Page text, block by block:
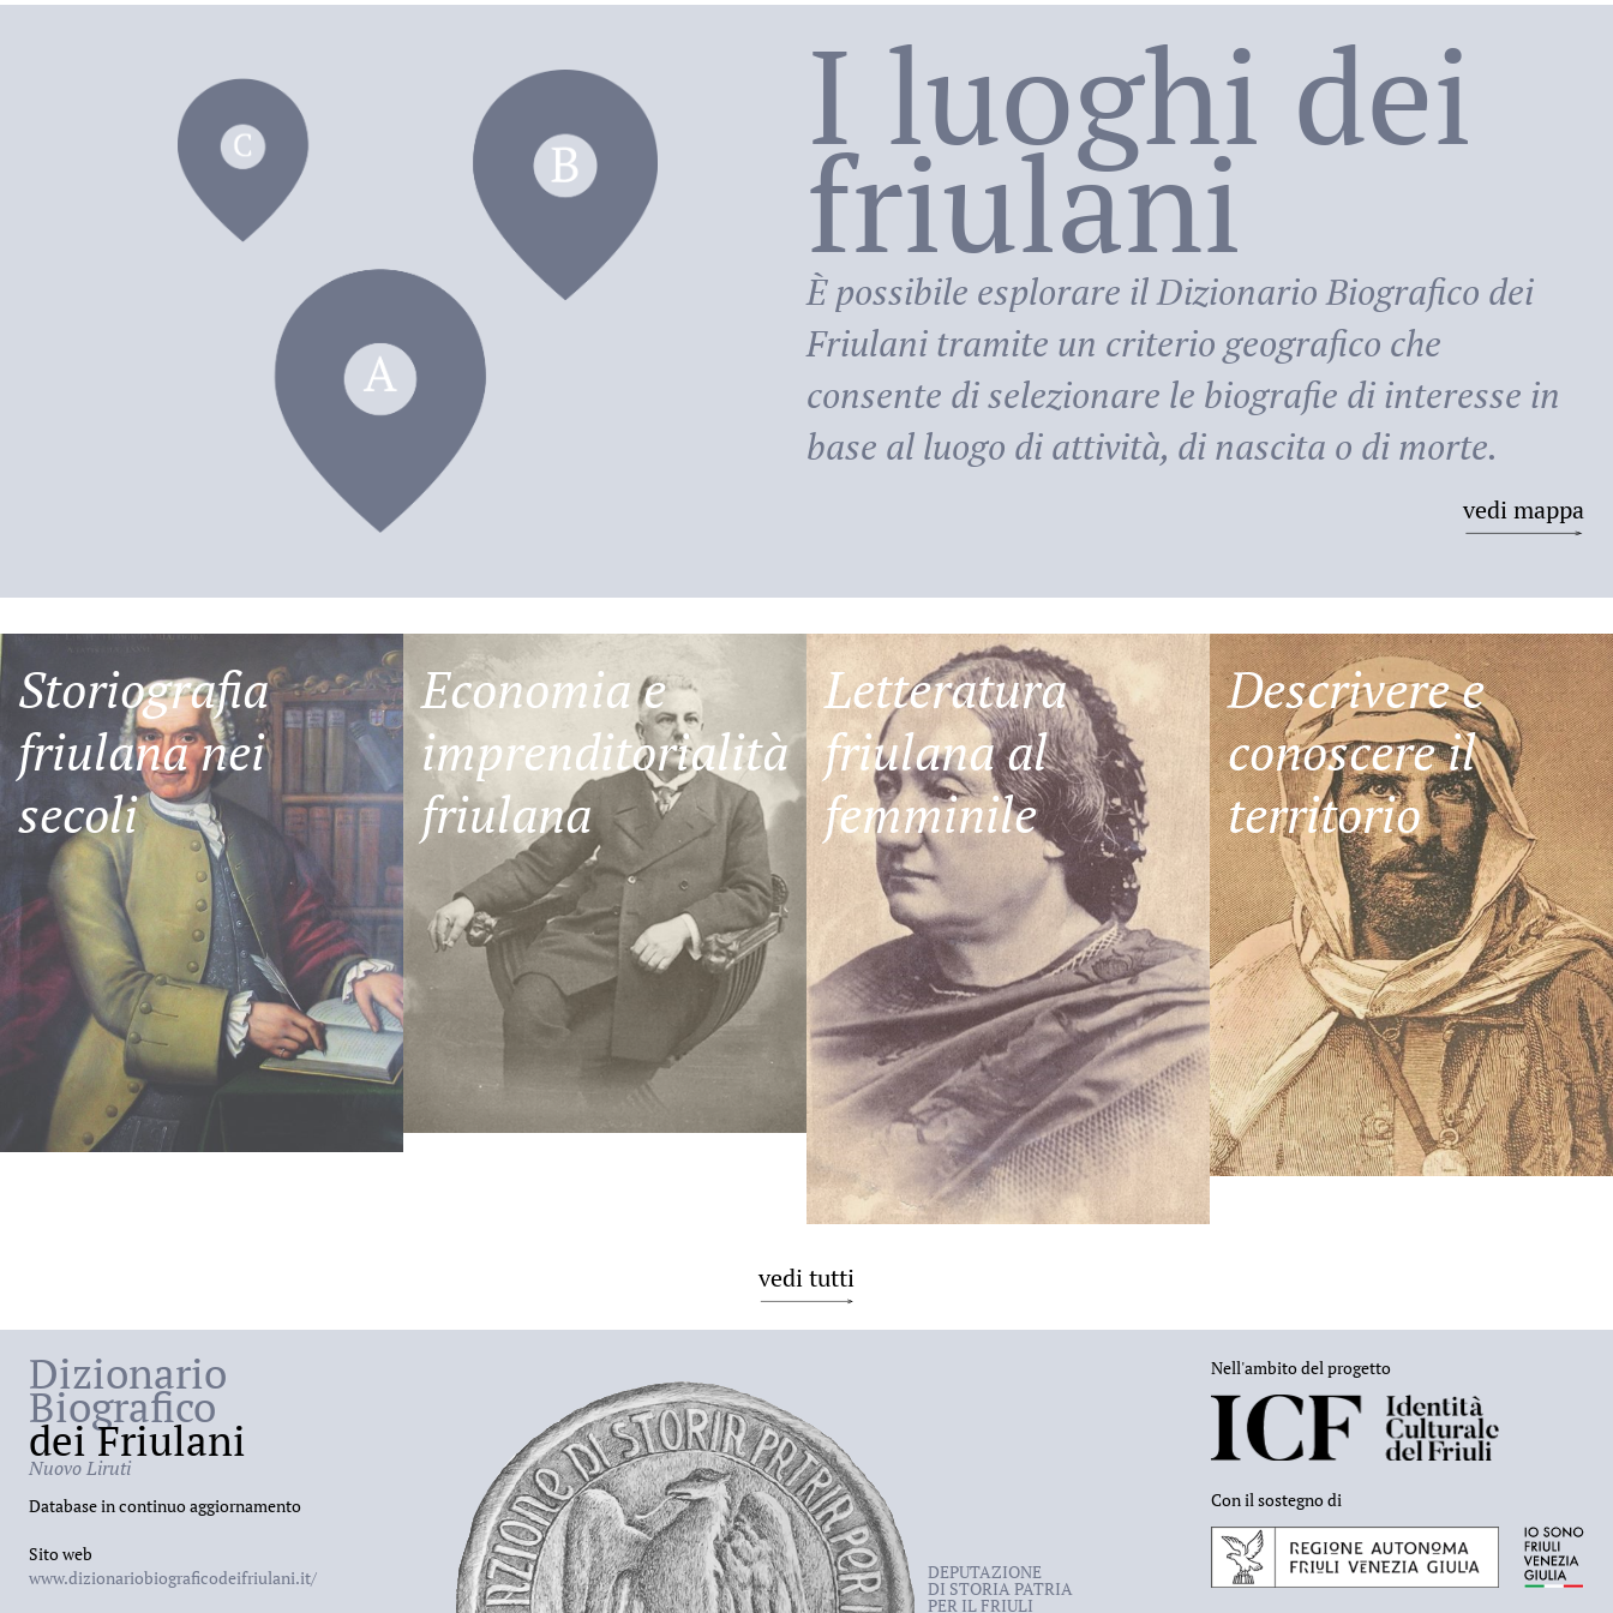
dei Friulani
I luoghi dei
friulani
È possibile esplorare ilDizionario Biografico dei
Friulani tramite un criterio geografico che
consente di selezionare le biografie di interesse in
base al luogo di attività, di nascita o di morte.
vedi mappa
Storiografia
friulana nei
secoli
Economia e
imprenditorialità
friulana
Letteratura
friulana al
femminile
Descrivere e
conoscere il
territorio
vedi tutti
Dizionario
Biografico
dei Friulani
Nuovo Liruti
Database in continuo aggiornamento
Sito web
www.dizionariobiograficodeifriulani.it/
DEPUTAZIONE
DI STORIA PATRIA
PER IL FRIULI
Nell'ambito del progetto
Con il sostegno di